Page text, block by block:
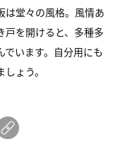
は堂々の風格。風情あ
戸を開けると、多種多
います。自分用にも
ょう。